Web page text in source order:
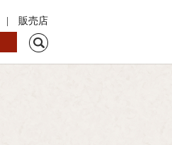
販売店